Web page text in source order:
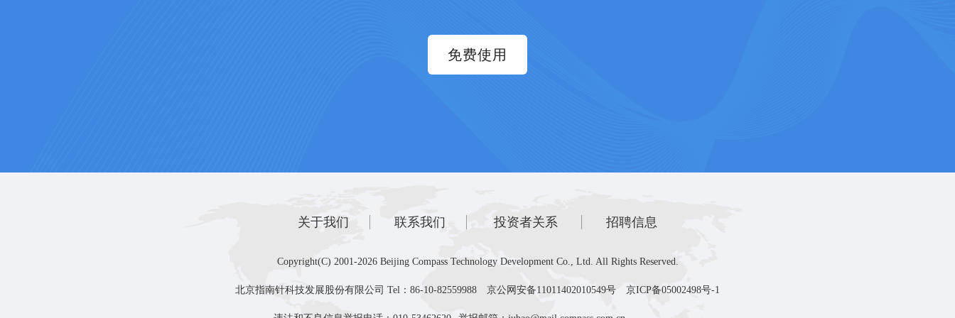
免费使用
关于我们 联系我们 投资者关系 招聘信息
Copyright(C) 2001-2026 Beijing Compass Technology Development Co., Ltd. All Rights Reserved.
北京指南针科技发展股份有限公司 Tel：86-10-82559988 京公网安备11011402010549号 京ICP备05002498号-1